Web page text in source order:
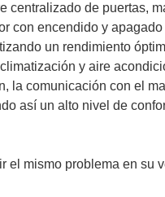
de puertas,
con encendido y
un rendimiento
y aire
la comunicación con el
así un alto nivel de
mismo problema en su